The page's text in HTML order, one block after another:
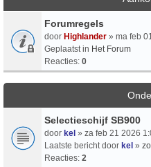
Forumregels
door Highlander » ma feb
Geplaatst in Het Forum
Reacties: 0
Selectieschijf SB900
door kel » za feb 21 2026
Laatste bericht door kel »
Reacties: 2